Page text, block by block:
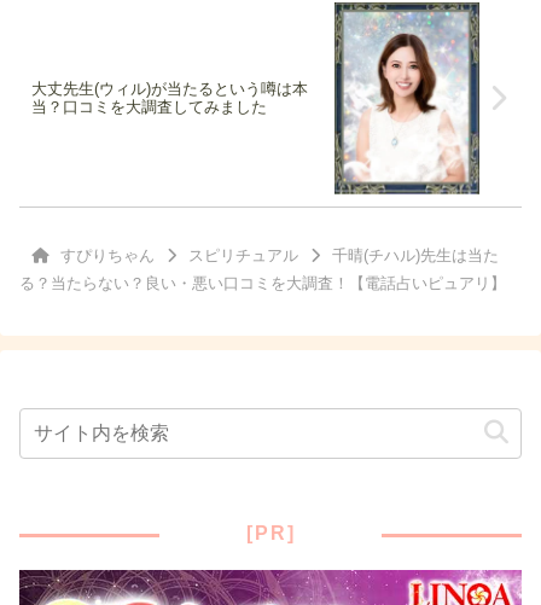
大丈先生(ウィル)が当たるという噂は本
当？口コミを大調査してみました
すぴりちゃん スピリチュアル
千晴(チハル)先生は当た
る？当たらない？良い・悪い口コミを大調査！【電話占いピュアリ】
[PR]